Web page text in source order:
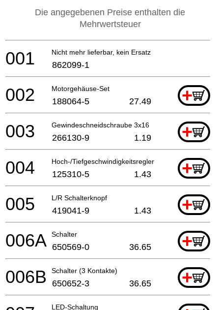
Die angegebenen Preise enthalten die
Mehrwertsteuer
Nicht mehr lieferbar, kein Ersatz
001 862099-1
Motorgehäuse-Set +
002 188064-5 27.49
Gewindeschneidschraube 3x16 +
003 266130-9 1.19
Hoch-/Tiefgeschwindigkeitsregler +
004 125310-5 1.43
L/R Schalterknopf +
005 419041-9 1.43
Schalter +
006A 650569-0 36.65
Schalter (3 Kontakte) +
006B 650652-3 36.65
LED-Schaltung